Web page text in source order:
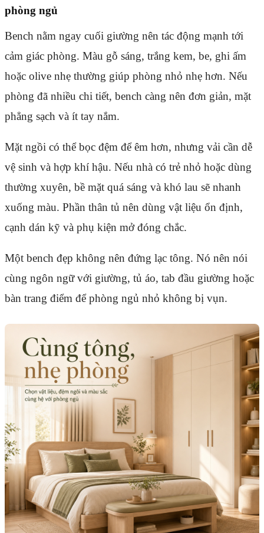
phòng ngủ
Bench nằm ngay cuối giường nên tác động mạnh tới
cảm giác phòng. Màu gỗ sáng, trắng kem, be, ghi ấm
hoặc olive nhẹ thường giúp phòng nhỏ nhẹ hơn. Nếu
phòng đã nhiều chi tiết, bench càng nên đơn giản, mặt
phẳng sạch và ít tay nắm.
Mặt ngồi có thể bọc đệm để êm hơn, nhưng vải cần dễ
vệ sinh và hợp khí hậu. Nếu nhà có trẻ nhỏ hoặc dùng
thường xuyên, bề mặt quá sáng và khó lau sẽ nhanh
xuống màu. Phần thân tủ nên dùng vật liệu ổn định,
cạnh dán kỹ và phụ kiện mở đóng chắc.
Một bench đẹp không nên đứng lạc tông. Nó nên nói
cùng ngôn ngữ với giường, tủ áo, tab đầu giường hoặc
bàn trang điểm để phòng ngủ nhỏ không bị vụn.